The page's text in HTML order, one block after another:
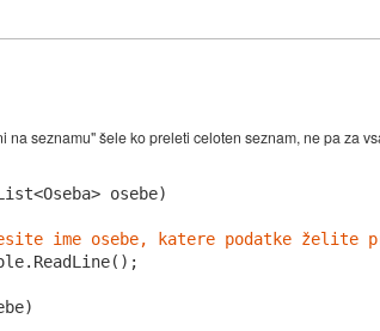
seznamu" šele ko preleti celoten seznam, ne pa za
osebe)
ime osebe, katere podatke želite